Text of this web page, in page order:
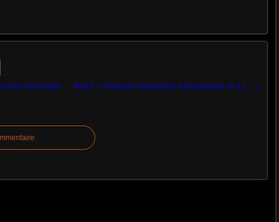
Land Rover 109 Gendarmerie avec remorque et hélicoptère (Burago) Redif : la Renault Juvaquatre Gendarmerie au 1/18 de Tacot (Base Solido)